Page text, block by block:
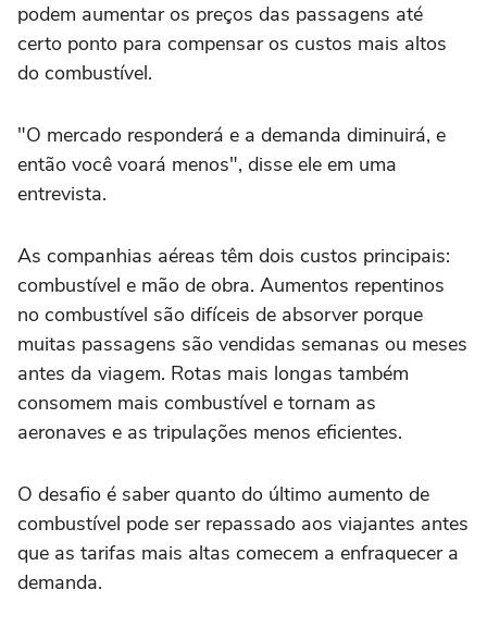
podem aumentar os preços das passagens até
certo ponto para compensar os custos mais altos
do combustível.
"O mercado responderá e a ⁠demanda diminuirá, e
então você voará menos", disse ele em uma
entrevista.
As ‌companhias aéreas têm dois custos principais:
combustível ‌e mão de obra. Aumentos repentinos
no combustível são difíceis de absorver porque
muitas passagens são vendidas semanas ou meses
antes da viagem. Rotas mais longas também
consomem mais combustível e tornam as
aeronaves e as tripulações menos eficientes.
O desafio é saber quanto do último aumento de
combustível pode ser repassado aos viajantes antes
que as tarifas ⁠mais altas comecem a enfraquecer a
demanda.